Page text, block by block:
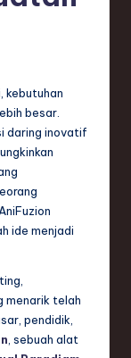
kebutuhan
besar.
daring inovatif
ide menjadi
menarik telah
pendidik,
, sebuah alat